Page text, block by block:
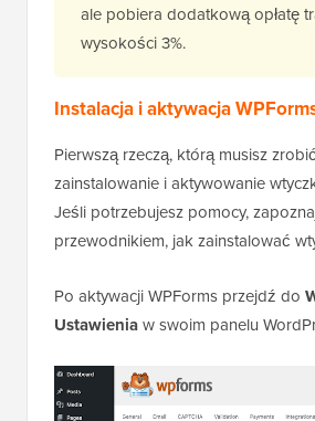
ale pobiera dodatkową opłatę
wysokości 3%.
Instalacja i aktywacja
Pierwszą rzeczą, którą musisz
zainstalowanie i aktywowanie
Jeśli potrzebujesz pomocy,
przewodnikiem, jak zainstalować
Po aktywacji WPForms przejdź do
Ustawieniaw swoim panelu